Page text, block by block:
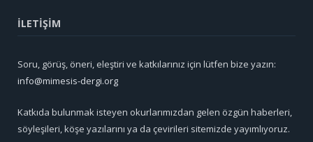
İLETİŞİM
Soru, görüş, öneri, eleştiri ve katkılarınız için lütfen bize yazın:
info@mimesis-dergi.org
Katkıda bulunmak isteyen okurlarımızdan gelen özgün haberleri,
söyleşileri, köşe yazılarını ya da çevirileri sitemizde yayımlıyoruz.